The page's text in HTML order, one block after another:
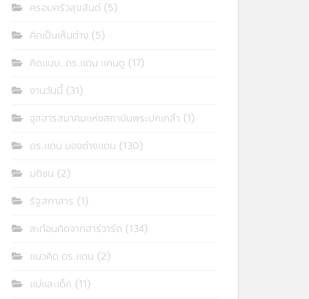
ครอบครัวสุขสันต์ (5)
คิดเป็นเห็นต่าง (5)
คิดแบบ..ดร.แดน แคนดู (17)
งานวันนี้ (31)
จุลสารสมาคมแห่งสถาบันพระปกเกล้า (1)
ดร.แดน มองต่างแดน (130)
มติชน (2)
รัฐสภาสาร (1)
สะท้อนคิดจากฮาร์วาร์ด (134)
แนวคิด ดร.แดน (2)
แม่และเด็ก (11)